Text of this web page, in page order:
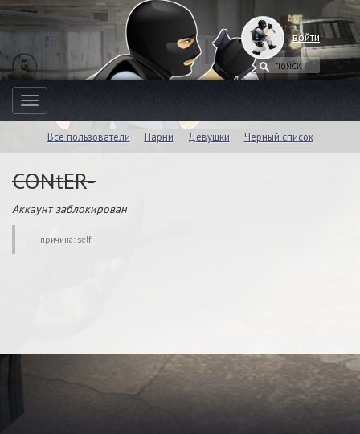
войти
Toggle
navigation
Все пользователи Парни Девушки Черный список
CONtER-
Аккаунт заблокирован
причина: self